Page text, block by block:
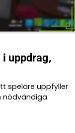
i uppdrag,
spelare uppfyller
nödvändiga